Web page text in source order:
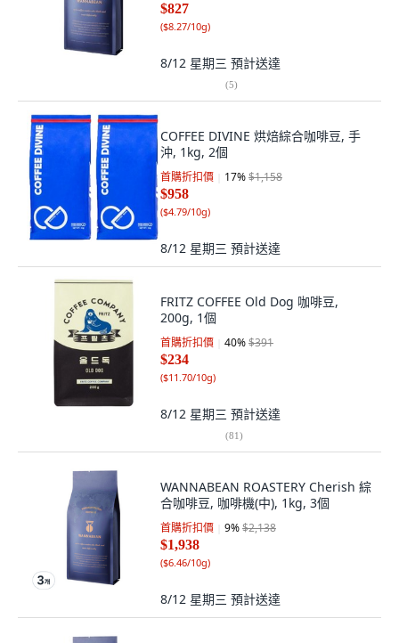
$827
($8.27/10g)
8/12 星期三 預計送達
(5)
COFFEE DIVINE 烘焙綜合咖啡豆, 手
沖, 1kg, 2個
首購折扣價 17%$1,158
$958
($4.79/10g)
8/12 星期三 預計送達
FRITZ COFFEE Old Dog 咖啡豆,
200g, 1個
首購折扣價 40%$391
$234
($11.70/10g)
8/12 星期三 預計送達
(81)
WANNABEAN ROASTERY Cherish 綜
合咖啡豆, 咖啡機(中), 1kg, 3個
首購折扣價 9%$2,138
$1,938
($6.46/10g)
8/12 星期三 預計送達